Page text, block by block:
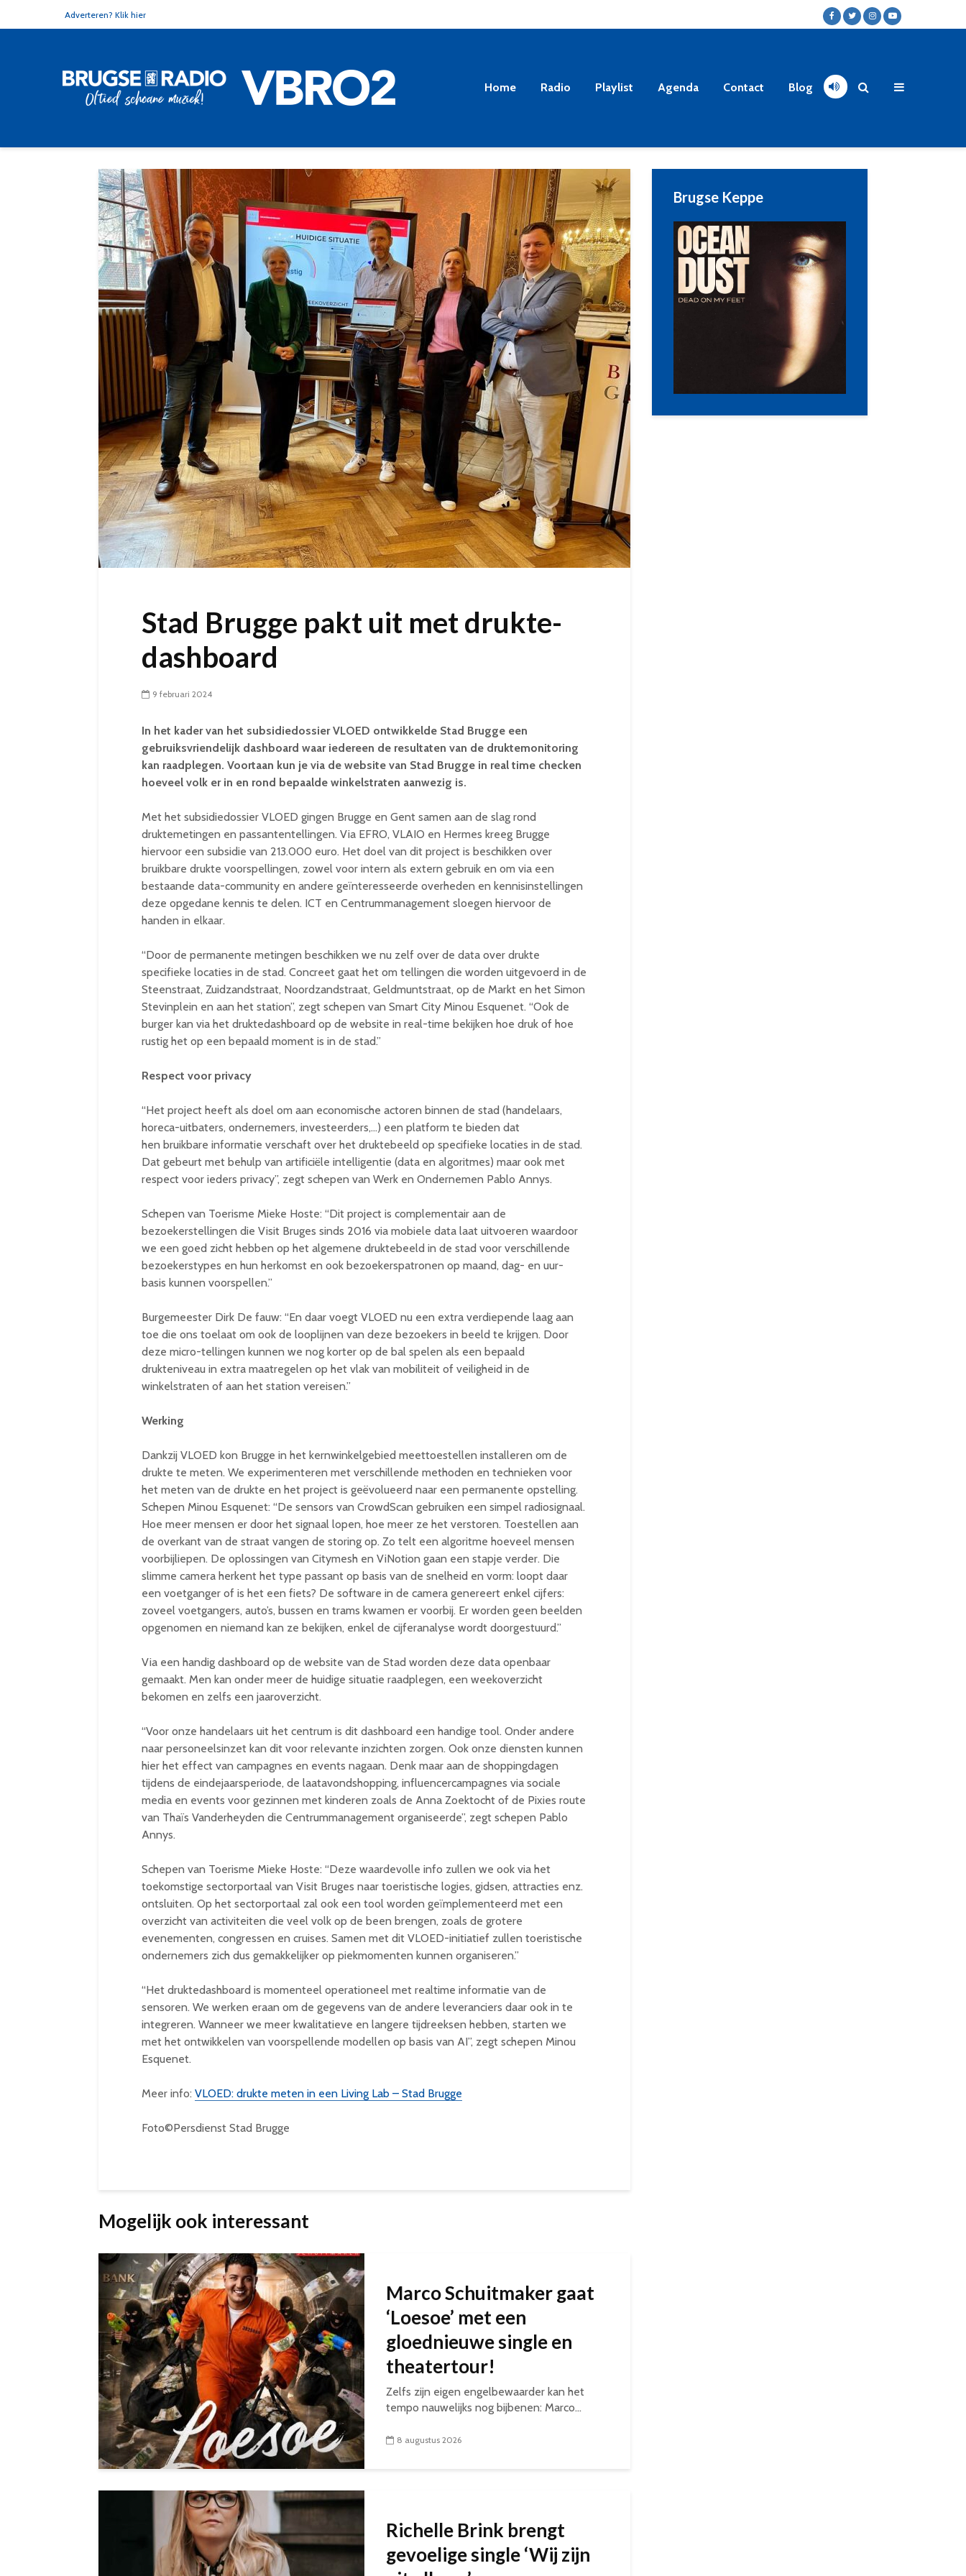
Adverteren? Klik hier
Home Radio Playlist Agenda Contact Blog
Stad Brugge pakt uit met drukte-
dashboard
9 februari 2024
In het kader van het subsidiedossier VLOED ontwikkelde Stad Brugge een
gebruiksvriendelijk dashboard waar iedereen de resultaten van de druktemonitoring
kan raadplegen. Voortaan kun je via de website van Stad Brugge in real time checken
hoeveel volk er in en rond bepaalde winkelstraten aanwezig is.
Met het subsidiedossier VLOED gingen Brugge en Gent samen aan de slag rond
druktemetingen en passantentellingen. Via EFRO, VLAIO en Hermes kreeg Brugge
hiervoor een subsidie van 213.000 euro. Het doel van dit project is beschikken over
bruikbare drukte voorspellingen, zowel voor intern als extern gebruik en om via een
bestaande data-community en andere geïnteresseerde overheden en kennisinstellingen
deze opgedane kennis te delen. ICT en Centrummanagement sloegen hiervoor de
handen in elkaar.
“Door de permanente metingen beschikken we nu zelf over de data over drukte
specifieke locaties in de stad. Concreet gaat het om tellingen die worden uitgevoerd in de
Steenstraat, Zuidzandstraat, Noordzandstraat, Geldmuntstraat, op de Markt en het Simon
Stevinplein en aan het station”, zegt schepen van Smart City Minou Esquenet. “Ook de
burger kan via het druktedashboard op de website in real-time bekijken hoe druk of hoe
rustig het op een bepaald moment is in de stad.”
Respect voor privacy
“Het project heeft als doel om aan economische actoren binnen de stad (handelaars,
horeca-uitbaters, ondernemers, investeerders,…) een platform te bieden dat
hen bruikbare informatie verschaft over het druktebeeld op specifieke locaties in de stad.
Dat gebeurt met behulp van artificiële intelligentie (data en algoritmes) maar ook met
respect voor ieders privacy”, zegt schepen van Werk en Ondernemen Pablo Annys.
Schepen van Toerisme Mieke Hoste: “Dit project is complementair aan de
bezoekerstellingen die Visit Bruges sinds 2016 via mobiele data laat uitvoeren waardoor
we een goed zicht hebben op het algemene druktebeeld in de stad voor verschillende
bezoekerstypes en hun herkomst en ook bezoekerspatronen op maand, dag- en uur-
basis kunnen voorspellen.”
Burgemeester Dirk De fauw: “En daar voegt VLOED nu een extra verdiepende laag aan
toe die ons toelaat om ook de looplijnen van deze bezoekers in beeld te krijgen. Door
deze micro-tellingen kunnen we nog korter op de bal spelen als een bepaald
drukteniveau in extra maatregelen op het vlak van mobiliteit of veiligheid in de
winkelstraten of aan het station vereisen.”
Werking
Dankzij VLOED kon Brugge in het kernwinkelgebied meettoestellen installeren om de
drukte te meten. We experimenteren met verschillende methoden en technieken voor
het meten van de drukte en het project is geëvolueerd naar een permanente opstelling.
Schepen Minou Esquenet: “De sensors van CrowdScan gebruiken een simpel radiosignaal.
Hoe meer mensen er door het signaal lopen, hoe meer ze het verstoren. Toestellen aan
de overkant van de straat vangen de storing op. Zo telt een algoritme hoeveel mensen
voorbijliepen. De oplossingen van Citymesh en ViNotion gaan een stapje verder. Die
slimme camera herkent het type passant op basis van de snelheid en vorm: loopt daar
een voetganger of is het een fiets? De software in de camera genereert enkel cijfers:
zoveel voetgangers, auto’s, bussen en trams kwamen er voorbij. Er worden geen beelden
opgenomen en niemand kan ze bekijken, enkel de cijferanalyse wordt doorgestuurd.”
Via een handig dashboard op de website van de Stad worden deze data openbaar
gemaakt. Men kan onder meer de huidige situatie raadplegen, een weekoverzicht
bekomen en zelfs een jaaroverzicht.
“Voor onze handelaars uit het centrum is dit dashboard een handige tool. Onder andere
naar personeelsinzet kan dit voor relevante inzichten zorgen. Ook onze diensten kunnen
hier het effect van campagnes en events nagaan. Denk maar aan de shoppingdagen
tijdens de eindejaarsperiode, de laatavondshopping, influencercampagnes via sociale
media en events voor gezinnen met kinderen zoals de Anna Zoektocht of de Pixies route
van Thaïs Vanderheyden die Centrummanagement organiseerde”, zegt schepen Pablo
Annys.
Schepen van Toerisme Mieke Hoste: “Deze waardevolle info zullen we ook via het
toekomstige sectorportaal van Visit Bruges naar toeristische logies, gidsen, attracties enz.
ontsluiten. Op het sectorportaal zal ook een tool worden geïmplementeerd met een
overzicht van activiteiten die veel volk op de been brengen, zoals de grotere
evenementen, congressen en cruises. Samen met dit VLOED-initiatief zullen toeristische
ondernemers zich dus gemakkelijker op piekmomenten kunnen organiseren.”
“Het druktedashboard is momenteel operationeel met realtime informatie van de
sensoren. We werken eraan om de gegevens van de andere leveranciers daar ook in te
integreren. Wanneer we meer kwalitatieve en langere tijdreeksen hebben, starten we
met het ontwikkelen van voorspellende modellen op basis van AI”, zegt schepen Minou
Esquenet.
Meer info: VLOED: drukte meten in een Living Lab – Stad Brugge
Foto©Persdienst Stad Brugge
Mogelijk ook interessant
Marco Schuitmaker gaat
‘Loesoe’ met een
gloednieuwe single en
theatertour!
Zelfs zijn eigen engelbewaarder kan het
tempo nauwelijks nog bijbenen: Marco...
8 augustus 2026
Richelle Brink brengt
gevoelige single ‘Wij zijn
Brugse Keppe